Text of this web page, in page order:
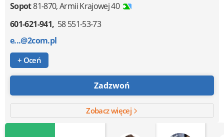
Sopot81-870,Armii Krajowej 40
601-621-941 58 551-53-73
e...@2com.pl
+ Oceń
Zadzwoń
Zobacz więcej